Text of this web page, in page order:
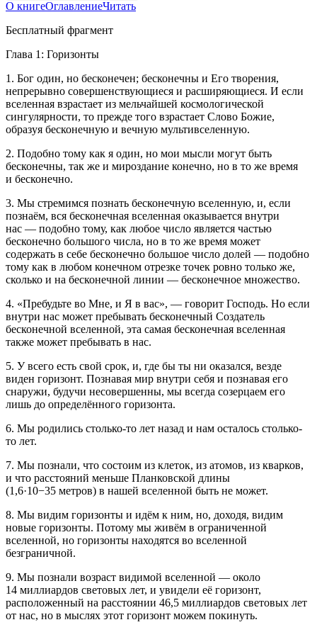
О книгеОглавлениеЧитать
Бесплатный фрагмент
Глава 1: Горизонты
1. Бог один, но бесконечен; бесконечны и Его творения,
непрерывно совершенствующиеся и расширяющиеся. И если
вселенная взрастает из мельчайшей космологической
сингулярности, то прежде того взрастает Слово Божие,
образуя бесконечную и вечную мультивселенную.
2. Подобно тому как я один, но мои мысли могут быть
бесконечны, так же и мироздание конечно, но в то же время
и бесконечно.
3. Мы стремимся познать бесконечную вселенную, и, если
познаём, вся бесконечная вселенная оказывается внутри
нас — подобно тому, как любое число является частью
бесконечно большого числа, но в то же время может
содержать в себе бесконечно большое число долей — подобно
тому как в любом конечном отрезке точек ровно только же,
сколько и на бесконечной линии — бесконечное множество.
4. «Пребудьте во Мне, и Я в вас», — говорит Господь. Но если
внутри нас может пребывать бесконечный Создатель
бесконечной вселенной, эта самая бесконечная вселенная
также может пребывать в нас.
5. У всего есть свой срок, и, где бы ты ни оказался, везде
виден горизонт. Познавая мир внутри себя и познавая его
снаружи, будучи несовершенны, мы всегда созерцаем его
лишь до определённого горизонта.
6. Мы родились столько-то лет назад и нам осталось столько-
то лет.
7. Мы познали, что состоим из клеток, из атомов, из кварков,
и что расстояний меньше Планковской длины
(1,6·10−35 метров) в нашей вселенной быть не может.
8. Мы видим горизонты и идём к ним, но, доходя, видим
новые горизонты. Потому мы живём в ограниченной
вселенной, но горизонты находятся во вселенной
безграничной.
9. Мы познали возраст видимой вселенной — около
14 миллиардов световых лет, и увидели её горизонт,
расположенный на расстоянии 46,5 миллиардов световых лет
от нас, но в мыслях этот горизонт можем покинуть.